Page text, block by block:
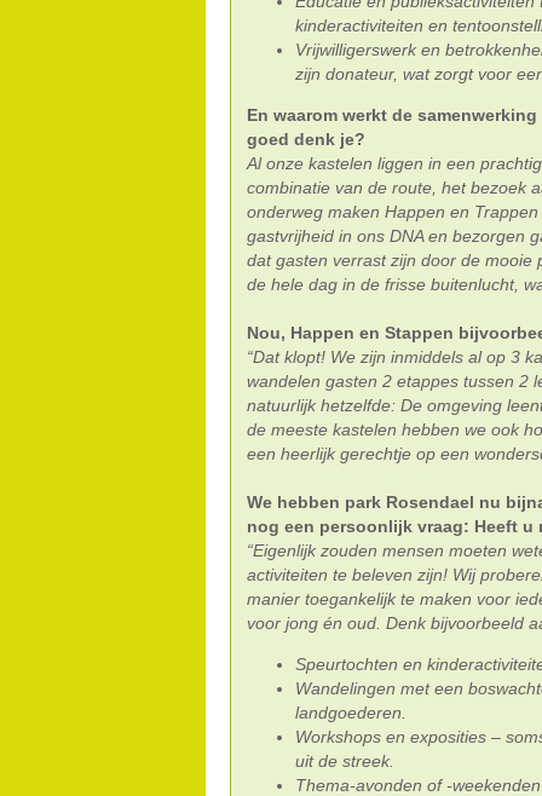
kinderactiviteiten en
Vrijwilligerswerk en
zijn donateur, wat zorgt voor
En waarom werkt de
goed denk je?
Al onze kastelen liggen in een
combinatie van de route, het bezoek
onderweg maken Happen en
gastvrijheid in ons DNA en bezorgen
dat gasten verrast zijn door de mooie
de hele dag in de frisse buitenlucht,
Nou, Happen en Stappen
“Dat klopt! We zijn inmiddels al op 3
wandelen gasten 2 etappes tussen 2
natuurlijk hetzelfde: De omgeving
de meeste kastelen hebben we ook
een heerlijk gerechtje op een
We hebben park Rosendael nu
nog een persoonlijk vraag: Heeft
“Eigenlijk zouden mensen moeten
activiteiten te beleven zijn! Wij
manier toegankelijk te maken voor
voor jong én oud. Denk bijvoorbeeld
Speurtochten en
Wandelingen met een
landgoederen.
Workshops en exposities –
uit de streek.
Thema-avonden of -